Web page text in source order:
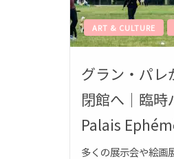
ART & CULTURE
グラン・パレ
閉館へ｜臨
Palais
多くの展示会や絵画